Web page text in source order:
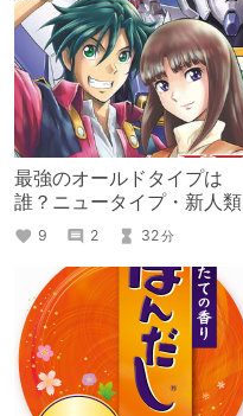
最強のオールドタイプは
誰？ニュータイプ・新人類
にすら届くその経験と力
9 2 32分